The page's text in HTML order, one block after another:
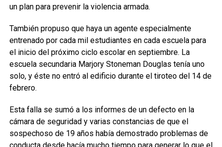
un plan para prevenir la violencia armada.
También propuso que haya un agente especialmente
entrenado por cada mil estudiantes en cada escuela para
el inicio del próximo ciclo escolar en septiembre. La
escuela secundaria Marjory Stoneman Douglas tenía uno
solo, y éste no entró al edificio durante el tiroteo del 14 de
febrero.
Esta falla se sumó a los informes de un defecto en la
cámara de seguridad y varias constancias de que el
sospechoso de 19 años había demostrado problemas de